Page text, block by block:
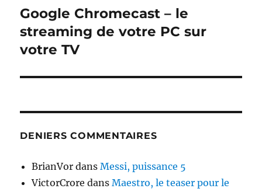
Publication
suivante :
Google Chromecast – le
streaming de votre PC sur
votre TV
DENIERS COMMENTAIRES
BrianVor dansMessi, puissance 5
VictorCrore dansMaestro, le teaser pour le